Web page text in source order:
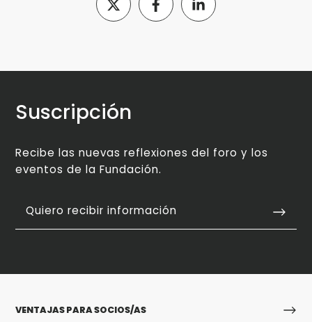
Suscripción
Recibe las nuevas reflexiones del foro y los
eventos de la Fundación.
Quiero recibir información
VENTAJAS PARA SOCIOS/AS